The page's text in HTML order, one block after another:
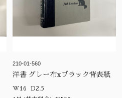
210-01-560
洋書 グレー布xブラック背表紙
W16 D2.5